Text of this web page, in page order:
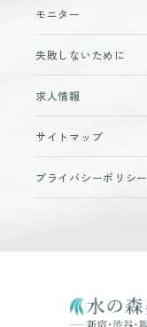
モニター
失敗しないために
求人情報
サイトマップ
プライバシーポリシー